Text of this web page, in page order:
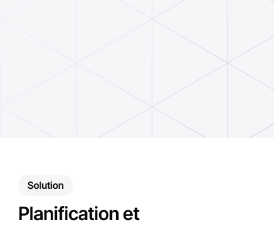
Solution
Planification et